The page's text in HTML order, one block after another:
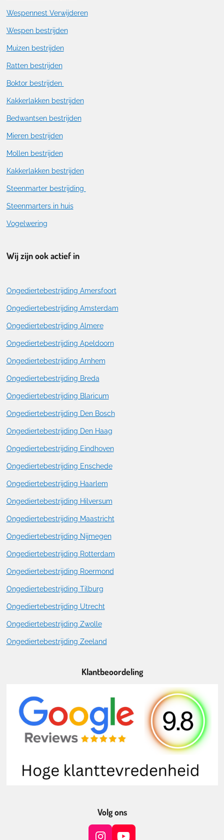
Wespennest Verwijderen
Wespen bestrijden
Muizen bestrijden
Ratten bestrijden
Boktor bestrijden
Kakkerlakken bestrijden
Bedwantsen bestrijden
Mieren bestrijden
Mollen bestrijden
Kakkerlakken bestrijden
Steenmarter bestrijding
Steenmarters in huis
Vogelwering
Wij zijn ook actief in
Ongediertebestrijding Amersfoort
Ongediertebestrijding Amsterdam
Ongediertebestrijding Almere
Ongediertebestrijding Apeldoorn
Ongediertebestrijding Arnhem
Ongediertebestrijding Breda
Ongediertebestrijding Blaricum
Ongediertebestrijding Den Bosch
Ongediertebestrijding Den Haag
Ongediertebestrijding Eindhoven
Ongediertebestrijding Enschede
Ongediertebestrijding Haarlem
Ongediertebestrijding Hilversum
Ongediertebestrijding Maastricht
Ongediertebestrijding Nijmegen
Ongediertebestrijding Rotterdam
Ongediertebestrijding Roermond
Ongediertebestrijding Tilburg
Ongediertebestrijding Utrecht
Ongediertebestrijding Zwolle
Ongediertebestrijding Zeeland
Klantbeoordeling
Volg ons